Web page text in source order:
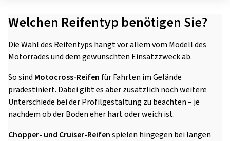
Welchen Reifentyp benötigen Sie?
Die Wahl des Reifentyps hängt vor allem vom Modell des
Motorrades und dem gewünschten Einsatzzweck ab.
So sind Motocross-Reifen für Fahrten im Gelände
prädestiniert. Dabei gibt es aber zusätzlich noch weitere
Unterschiede bei der Profilgestaltung zu beachten – je
nachdem ob der Boden eher hart oder weich ist.
Chopper- und Cruiser-Reifenspielen hingegen bei langen